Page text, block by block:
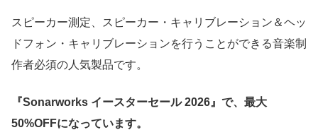
スピーカー測定、スピーカー・キャリブレーション＆ヘッ
ドフォン・キャリブレーションを行うことができる音楽制
作者必須の人気製品です。
『Sonarworks イースターセール 2026』で、最大
50%OFFになっています。